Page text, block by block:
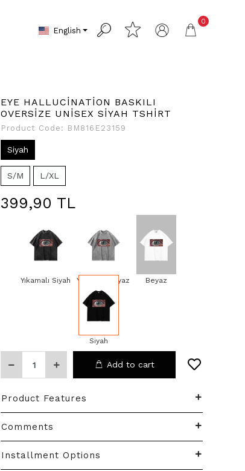
English
0
EYE HALLUCİNATİON BASKILI
OVERSİZE UNİSEX SİYAH TSHİRT
Product Code: BM816E23159
Siyah
S/M L/XL
399,90 TL
Yıkamalı Siyah Yıkamalı Beyaz Beyaz
Siyah
Add to cart
Product Features
Comments
Installment Options